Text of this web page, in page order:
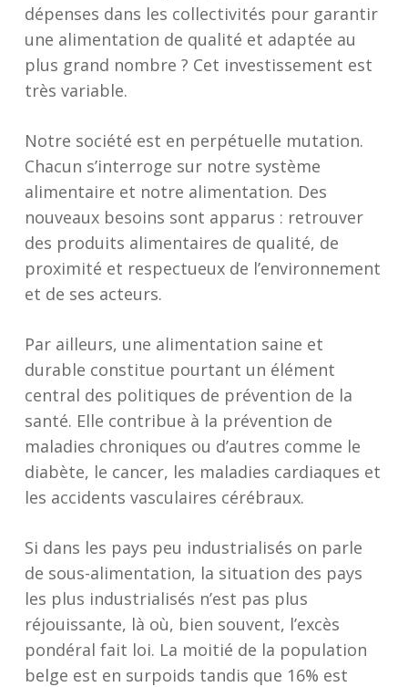
dépenses dans les collectivités pour garantir
une alimentation de qualité et adaptée au
plus grand nombre ? Cet investissement est
très variable.
Notre société est en perpétuelle mutation.
Chacun s’interroge sur notre système
alimentaire et notre alimentation. Des
nouveaux besoins sont apparus : retrouver
des produits alimentaires de qualité, de
proximité et respectueux de l’environnement
et de ses acteurs.
Par ailleurs, une alimentation saine et
durable constitue pourtant un élément
central des politiques de prévention de la
santé. Elle contribue à la prévention de
maladies chroniques ou d’autres comme le
diabète, le cancer, les maladies cardiaques et
les accidents vasculaires cérébraux.
Si dans les pays peu industrialisés on parle
de sous-alimentation, la situation des pays
les plus industrialisés n’est pas plus
réjouissante, là où, bien souvent, l’excès
pondéral fait loi. La moitié de la population
belge est en surpoids tandis que 16% est